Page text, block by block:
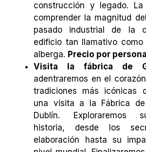
construcción y legado.
comprender la magnitud
pasado industrial de la
edificio tan llamativo como
alberga. Precio por
Visita la fábrica de
adentraremos en el
tradiciones más icónicas
una visita a la Fábrica de
Dublín. Exploraremos
historia, desde los
elaboración hasta su